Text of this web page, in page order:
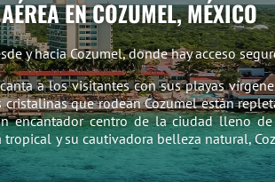
EN COZUMEL, MÉXICO
y hacia Cozumel, donde hay acceso
a los visitantes con sus playas
que rodean Cozumel están
centro de la ciudad lleno
y su cautivadora belleza natural,